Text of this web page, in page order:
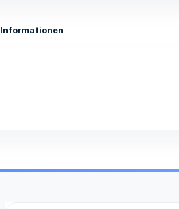
Informationen